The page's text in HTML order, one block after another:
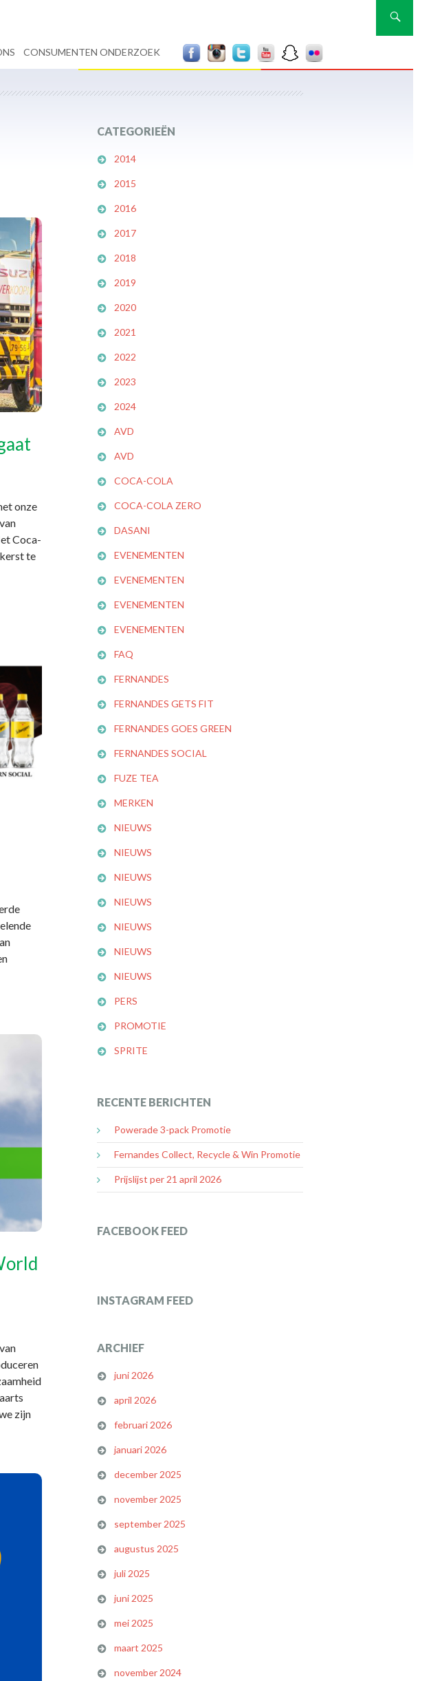
Zoeken
CONSUMENTEN ONDERZOEK
onze
Coca-
te
zijn
CATEGORIEËN
2014
2015
2016
2017
2018
2019
2020
2021
2022
2023
2024
AVD
AVD
COCA-COLA
COCA-COLA ZERO
DASANI
EVENEMENTEN
EVENEMENTEN
EVENEMENTEN
EVENEMENTEN
FAQ
FERNANDES
FERNANDES GETS FIT
FERNANDES GOES GREEN
FERNANDES SOCIAL
FUZE TEA
MERKEN
NIEUWS
NIEUWS
NIEUWS
NIEUWS
NIEUWS
NIEUWS
NIEUWS
PERS
PROMOTIE
SPRITE
RECENTE BERICHTEN
Powerade 3-pack Promotie
Fernandes Collect, Recycle & Win Promotie
Prijslijst per 21 april 2026
FACEBOOK FEED
INSTAGRAM FEED
ARCHIEF
juni 2026
april 2026
februari 2026
januari 2026
december 2025
november 2025
september 2025
augustus 2025
juli 2025
juni 2025
mei 2025
maart 2025
november 2024